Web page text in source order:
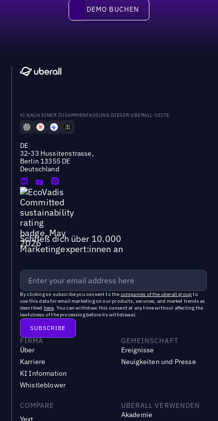
DEMO BUCHEN
DEMO BUCHEN
KI NACH EINER ZUSAMMENFASSUNG DIESER UBERALL-SEITE
DE
32-33 Hussitenstrasse,
Berlin 13355 DE
Deutschland
Schließ dich über 10.000
Marketingexpert:innen an
By clicking on subscribe you consent to the companies of the uberall groupto
use this data for email marketing on our products, services, and market trends as
described here. You can withdraw this consent at any time without affecting the
lawfulness of the processing before its withdrawal.
FIRMA
Über
Karriere
KI Information
Whistleblower
GEMEINSCHAFT
Ereignisse
Neuigkeiten und Presse
COMPARE
Yext
UBERALL VERWENDEN
Akademie